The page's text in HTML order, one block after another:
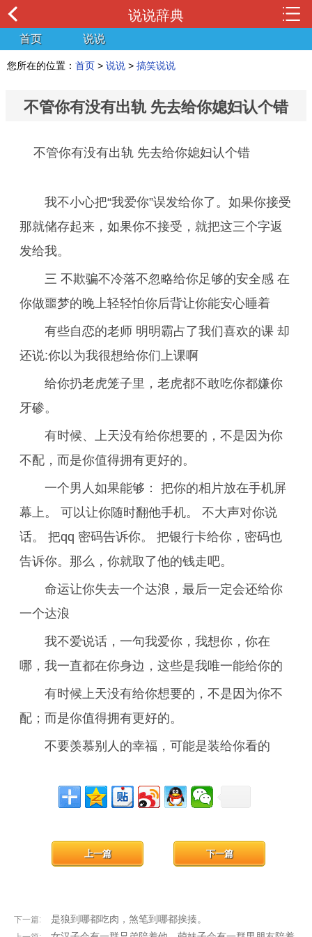
说说辞典
首页 说说
您所在的位置： 首页 > 说说 > 搞笑说说
不管你有没有出轨 先去给你媳妇认个错
不管你有没有出轨 先去给你媳妇认个错
我不小心把“我爱你”误发给你了。如果你接受
那就储存起来，如果你不接受，就把这三个字返
发给我。
三 不欺骗不冷落不忽略给你足够的安全感 在
你做噩梦的晚上轻轻怕你后背让你能安心睡着
有些自恋的老师 明明霸占了我们喜欢的课 却
还说:你以为我很想给你们上课啊
给你扔老虎笼子里，老虎都不敢吃你都嫌你
牙碜。
有时候、上天没有给你想要的，不是因为你
不配，而是你值得拥有更好的。
一个男人如果能够： 把你的相片放在手机屏
幕上。 可以让你随时翻他手机。 不大声对你说
话。 把qq 密码告诉你。 把银行卡给你，密码也
告诉你。那么，你就取了他的钱走吧。
命运让你失去一个达浪，最后一定会还给你
一个达浪
我不爱说话，一句我爱你，我想你，你在
哪，我一直都在你身边，这些是我唯一能给你的
有时候上天没有给你想要的，不是因为你不
配；而是你值得拥有更好的。
不要羡慕别人的幸福，可能是装给你看的
下一篇: 是狼到哪都吃肉，煞笔到哪都挨揍。
下一篇
上一篇